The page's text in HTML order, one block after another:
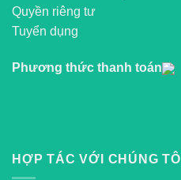
Quyền riêng tư
Tuyển dụng
Phương thức thanh toán
HỢP TÁC VỚI CHÚNG TÔI